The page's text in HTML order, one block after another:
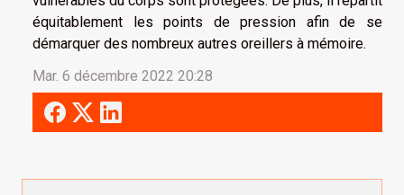
équitablement les points de pression afin de se
démarquer des nombreux autres oreillers à mémoire.
Mar. 6 décembre 2022 20:28